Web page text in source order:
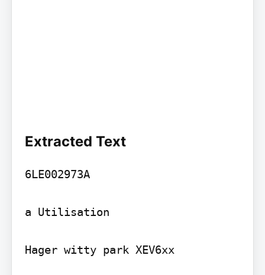
Extracted Text
6LE002973A
a Utilisation
Hager witty park XEV6xx